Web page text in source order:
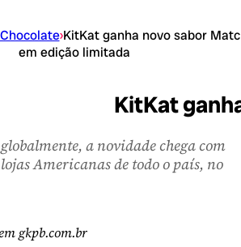
Chocolate›KitKat ganha novo sabor
em edição limitada
KitKat
a novidade chega com
Americanas de todo o país, no
gkpb.com.br